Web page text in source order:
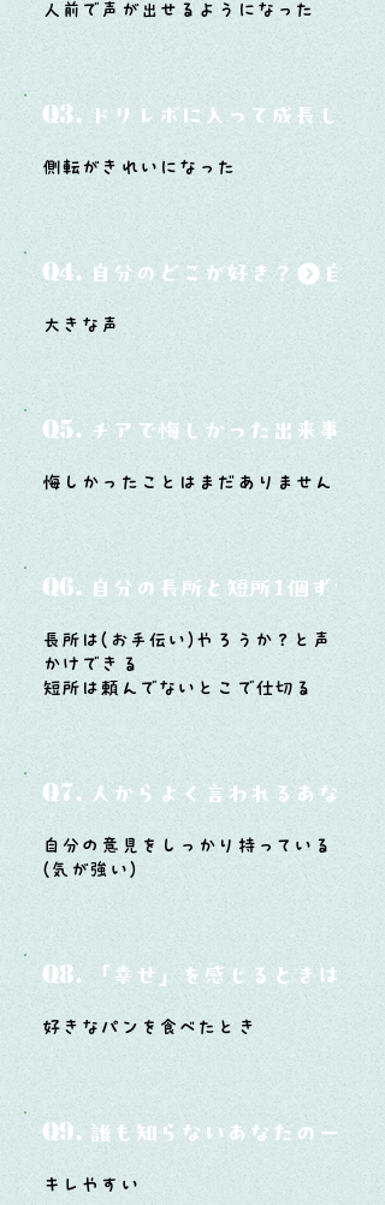
人前で声が出せるようになった
Q3. ドリレボに入って成長した
側転がきれいになった
Q4. 自分のどこが好き？
大きな声
Q5. チアで悔しかった出来事と
悔しかったことはまだありません
Q6. 自分の長所と短所1個ずつ
長所は(お手伝い)やろうか？と声
かけできる
短所は頼んでないとこで仕切る
Q7. 人からよく言われるあなたの
自分の意見をしっかり持っている
(気が強い)
Q8. 「幸せ」を感じるときはどん
好きなパンを食べたとき
Q9. 誰も知らないあなたの一面は
キレやすい